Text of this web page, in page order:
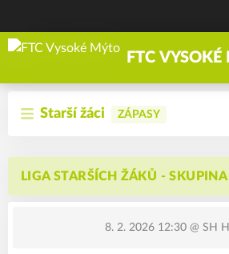
FTC
Starší žáci ZÁPASY
LIGA STARŠÍCH ŽÁKŮ -
8. 2. 2026 12:30 @ SH